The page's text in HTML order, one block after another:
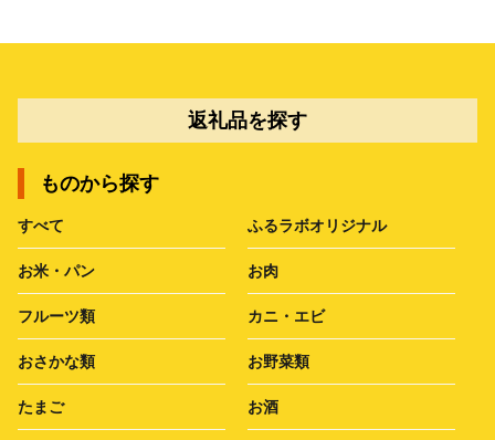
返礼品を探す
ものから探す
すべて ふるラボオリジナル
お米・パン お肉
フルーツ類 カニ・エビ
おさかな類 お野菜類
たまご お酒